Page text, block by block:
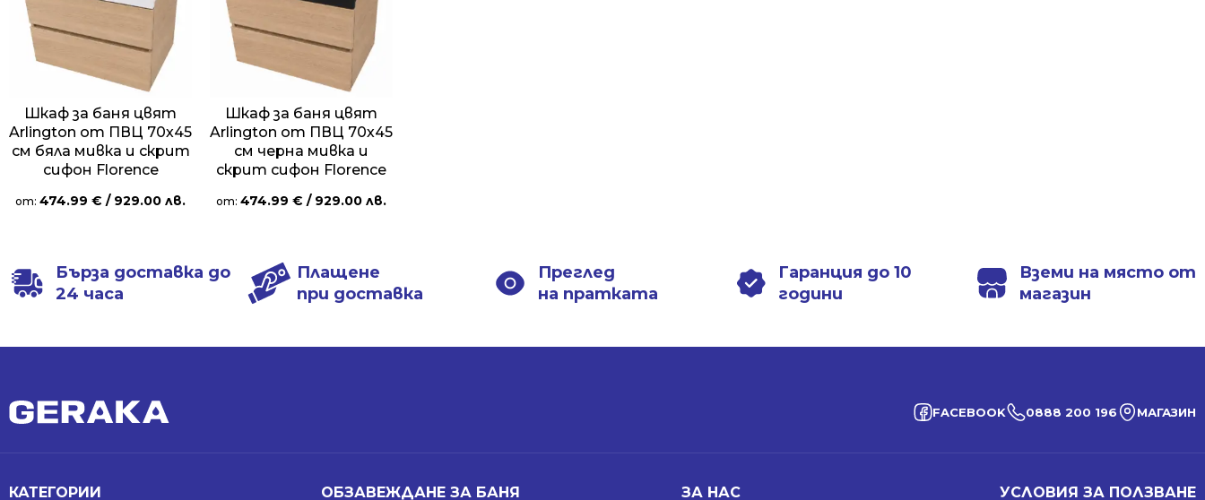
Шкаф за баня цвят
Arlington от ПВЦ 70х45
см бяла мивка и скрит
сифон Florence
от: 474.99 € / 929.00 лв.
Шкаф за баня цвят
Arlington от ПВЦ 70х45
см черна мивка и
скрит сифон Florence
от: 474.99 € / 929.00 лв.
Бърза доставка до
24 часа
Плащене
при доставка
Преглед
на пратката
Гаранция до 10
години
Вземи на място от
магазин
FACEBOOK 0888 200 196 МАГАЗИН
КАТЕГОРИИ ОБЗАВЕЖДАНЕ ЗА БАНЯ ЗА НАС УСЛОВИЯ ЗА ПОЛЗВАНЕ